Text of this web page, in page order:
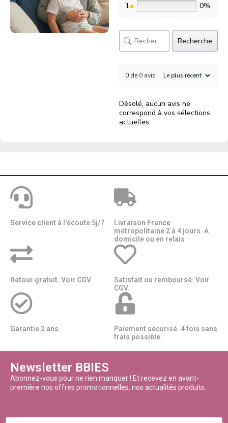
1 0%
Recherche
0 de 0 avis
Désolé, aucun avis ne
correspond à vos sélections
actuelles
Service client à l'écoute 5j/7
Livraison France
métropolitaine 2 à 4 jours. A
domicile ou en relais​​
Retour gratuit. Voir CGV.
Satisfait ou remboursé. Voir
CGV.
Garantie 2 ans.
Paiement sécurisé. 4 fois sans
frais possible.
Newsletter BBIES
Abonnez-vous pour ne rien manquer ! Et recevez en avant-
première nos offres promotionnelles, nos actualités produits.